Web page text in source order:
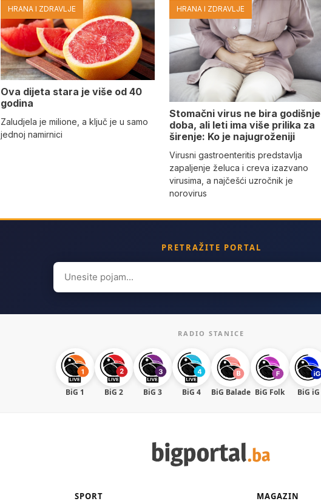
HRANA I ZDRAVLJE
Ova dijeta stara je više od 40
godina
Zaludjela je milione, a ključ je u samo
jednoj namirnici
HRANA I ZDRAVLJE
Stomačni virus ne bira godišnje
doba, ali leti ima više prilika za
širenje: Ko je najugroženiji
Virusni gastroenteritis predstavlja
zapaljenje želuca i creva izazvano
virusima, a najčešći uzročnik je
norovirus
PRETRAŽITE PORTAL
Search
for:
RADIO STANICE
BiG 1 BiG 2 BiG 3 BiG 4 BiG Balade BiG Folk BiG iG
SPORT MAGAZIN